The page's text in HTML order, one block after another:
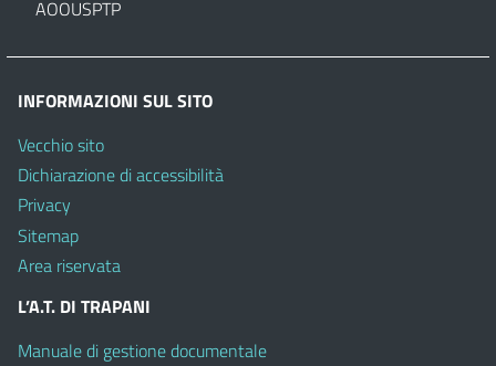
AOOUSPTP
INFORMAZIONI SUL SITO
Vecchio sito
Dichiarazione di accessibilità
Privacy
Sitemap
Area riservata
L’A.T. DI TRAPANI
Manuale di gestione documentale